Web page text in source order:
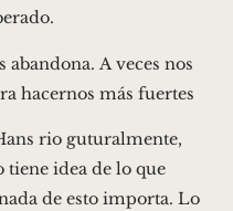
A veces nos
hacernos más fuertes
rio guturalmente,
idea de lo que
de esto importa. Lo